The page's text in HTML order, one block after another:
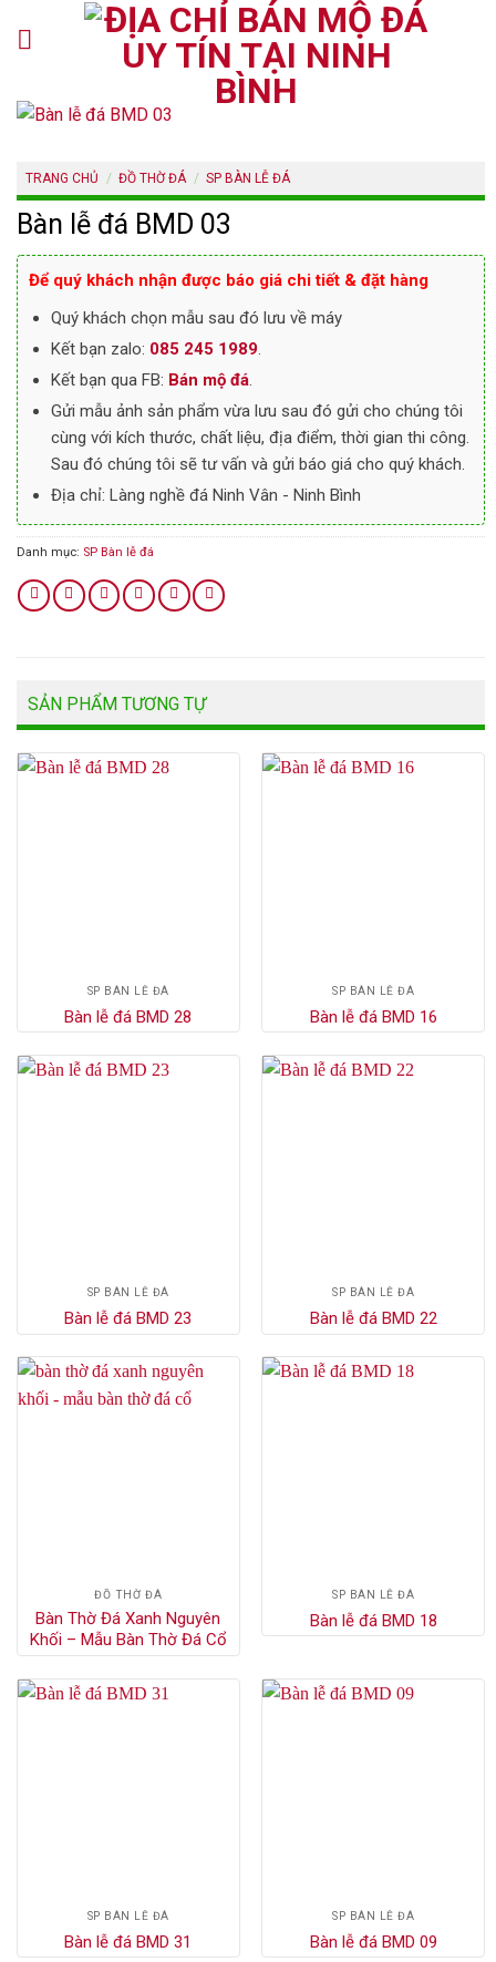
TRANG CHỦ / ĐỒ THỜ ĐÁ / SP BÀN LỄ ĐÁ
Bàn lễ đá BMD 03
Để quý khách nhận được báo giá chi tiết & đặt hàng
Quý khách chọn mẫu sau đó lưu về máy
Kết bạn zalo: 085 245 1989.
Kết bạn qua FB: Bán mộ đá.
Gửi mẫu ảnh sản phẩm vừa lưu sau đó gửi cho chúng tôi
cùng với kích thước, chất liệu, địa điểm, thời gian thi công.
Sau đó chúng tôi sẽ tư vấn và gửi báo giá cho quý khách.
Địa chỉ: Làng nghề đá Ninh Vân - Ninh Bình
Danh mục: SP Bàn lễ đá
SẢN PHẨM TƯƠNG TỰ
SP BÀN LỄ ĐÁ
Bàn lễ đá BMD 28
SP BÀN LỄ ĐÁ
Bàn lễ đá BMD 16
SP BÀN LỄ ĐÁ
Bàn lễ đá BMD 23
SP BÀN LỄ ĐÁ
Bàn lễ đá BMD 22
ĐỒ THỜ ĐÁ
Bàn Thờ Đá Xanh Nguyên
Khối – Mẫu Bàn Thờ Đá Cổ
SP BÀN LỄ ĐÁ
Bàn lễ đá BMD 18
SP BÀN LỄ ĐÁ
Bàn lễ đá BMD 31
SP BÀN LỄ ĐÁ
Bàn lễ đá BMD 09